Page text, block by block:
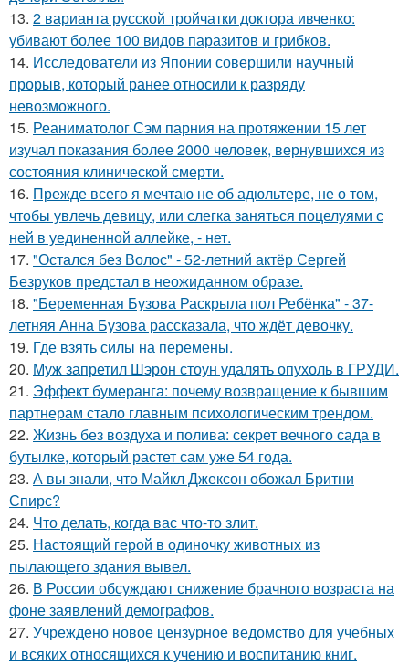
13. 2 варианта русской тройчатки доктора ивченко:
убивают более 100 видов паразитов и грибков.
14. Исследователи из Японии совершили научный
прорыв, который ранее относили к разряду
невозможного.
15. Реаниматолог Сэм парния на протяжении 15 лет
изучал показания более 2000 человек, вернувшихся из
состояния клинической смерти.
16. Прежде всего я мечтаю не об адюльтере, не о том,
чтобы увлечь девицу, или слегка заняться поцелуями с
ней в уединенной аллейке, - нет.
17. "Остался без Волос" - 52-летний актёр Сергей
Безруков предстал в неожиданном образе.
18. "Беременная Бузова Раскрыла пол Ребёнка" - 37-
летняя Анна Бузова рассказала, что ждёт девочку.
19. Где взять силы на перемены.
20. Муж запретил Шэрон стоун удалять опухоль в ГРУДИ.
21. Эффект бумеранга: почему возвращение к бывшим
партнерам стало главным психологическим трендом.
22. Жизнь без воздуха и полива: секрет вечного сада в
бутылке, который растет сам уже 54 года.
23. А вы знали, что Майкл Джексон обожал Бритни
Спирс?
24. Что делать, когда вас что-то злит.
25. Настоящий герой в одиночку животных из
пылающего здания вывел.
26. В России обсуждают снижение брачного возраста на
фоне заявлений демографов.
27. Учреждено новое цензурное ведомство для учебных
и всяких относящихся к учению и воспитанию книг.